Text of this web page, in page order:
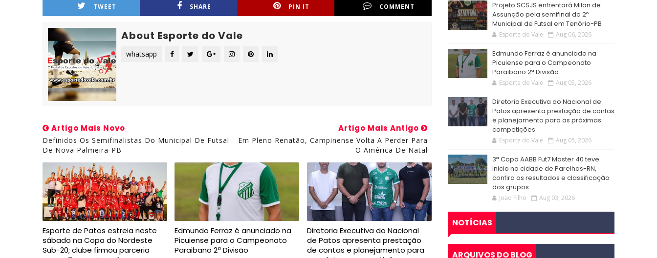
TWEET SHARE PIN IT COMMENT
About Esporte do Vale
whatsapp
Artigo Mais Novo
Definidos Os Semifinalistas Do Municipal De Futsal
De Nova Palmeira-PB
Artigo Mais Antigo
Em Pleno Renatão, Campinense Volta A Perder Para
O América De Natal
Esporte de Patos estreia neste
sábado na Copa do Nordeste
Sub-20; clube firmou parceria
Edmundo Ferraz é anunciado na
Picuiense para o Campeonato
Paraibano 2ª Divisão
Diretoria Executiva do Nacional
de Patos apresenta prestação
de contas e planejamento para
Projeto SCSJS enfrentará Milan de
Assunção pela semifinal do 2º
Municipal de Futsal em Tenório-PB
Esporte do Vale Aug 06, 2026
Edmundo Ferraz é anunciado na
Picuiense para o Campeonato
Paraibano 2ª Divisão
Esporte do Vale Aug 05, 2026
Diretoria Executiva do Nacional de
Patos apresenta prestação de contas
e planejamento para as próximas
competições
Esporte do Vale Aug 05, 2026
3ª Copa AABB Fut7 Master 40 teve
inicio na cidade de Parelhas-RN,
confira os resultados e classificação
dos grupos
Joao Filho Aug 03, 2026
NOTÍCIAS
ARQUIVOS DO BLOG